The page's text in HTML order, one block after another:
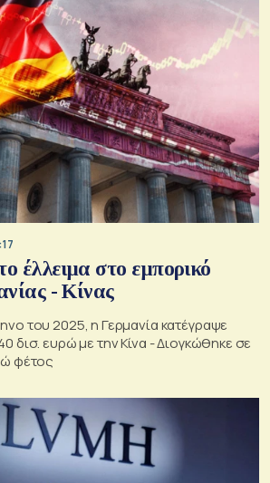
έλλειμα στο εμπορικό
- Κίνας
του 2025, η Γερμανία κατέγραψε
δισ. ευρώ με την Κίνα - Διογκώθηκε σε
φέτος